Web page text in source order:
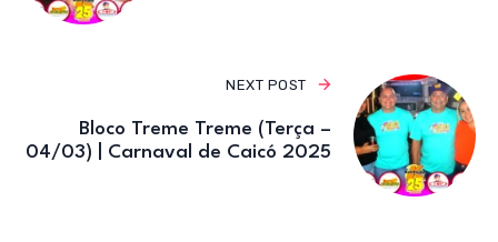
NEXT POST
Bloco Treme Treme (Terça –
04/03) | Carnaval de Caicó 2025